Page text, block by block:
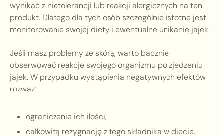
wynikać z nietolerancji lub reakcji alergicznych na ten
produkt. Dlatego dla tych osób szczególnie istotne jest
monitorowanie swojej diety i ewentualne unikanie jajek.
Jeśli masz problemy ze skórą, warto bacznie
obserwować reakcje swojego organizmu po zjedzeniu
jajek. W przypadku wystąpienia negatywnych efektów
rozważ:
ograniczenie ich ilości,
całkowitą rezygnację z tego składnika w diecie.